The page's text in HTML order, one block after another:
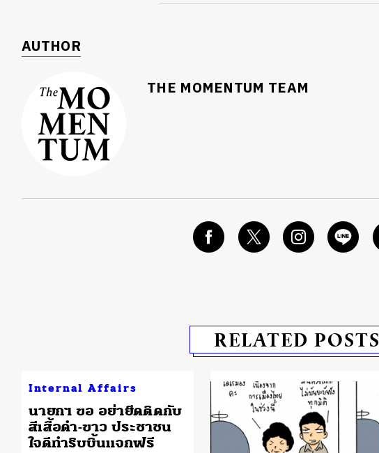
AUTHOR
THE MOMENTUM TEAM
RELATED POSTS
Internal Affairs
นายกฯ ขอ อย่ายึดติดกับ
สีเสื้อดำ-ขาว ประชาชน
ใจดีทำริบบิ้นแจกฟรี